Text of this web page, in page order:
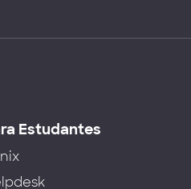
Estudantes